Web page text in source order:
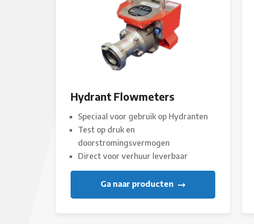
Hydrant Flowmeters
Speciaal voor gebruik op Hydranten
Test op druk en
doorstromingsvermogen
Direct voor verhuur leverbaar
Ga naar producten